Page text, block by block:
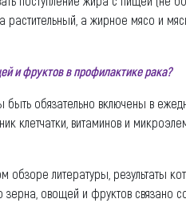
растительный, а жирное мясо и
и фруктов в профилактике рака?
обязательно включены в
клетчатки, витаминов и
литературы, результаты
зерна, овощей и фруктов связано